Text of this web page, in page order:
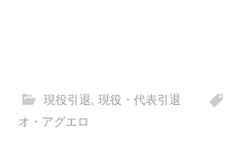
現役引退, 現役・代表引退
オ・アグエロ